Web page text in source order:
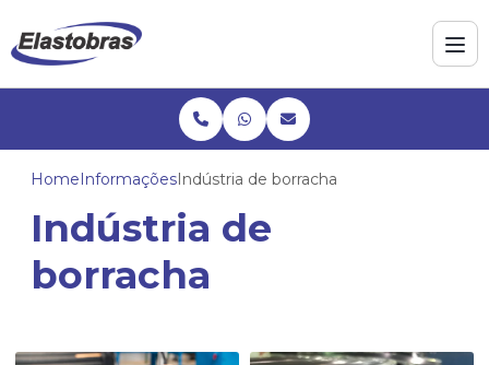
HomeInformaçõesIndústria de borracha
Indústria de
borracha